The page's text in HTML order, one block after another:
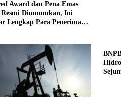
Award dan Pena Emas
Resmi Diumumkan, Ini
Lengkap Para Penerima